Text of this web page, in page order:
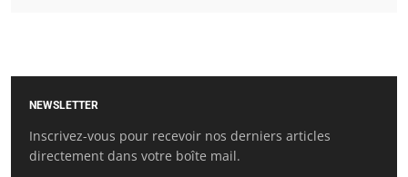
NEWSLETTER
Inscrivez-vous pour recevoir nos derniers articles
directement dans votre boîte mail.